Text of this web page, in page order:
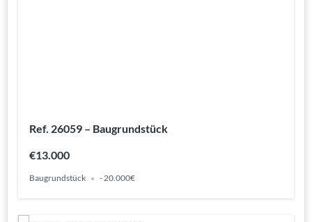
Ref. 26059 – Baugrundstück
€13.000
Baugrundstück - 20.000€